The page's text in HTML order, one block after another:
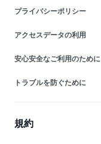
プライバシーポリシー
アクセスデータの利用
安心安全なご利用のために
トラブルを防ぐために
規約